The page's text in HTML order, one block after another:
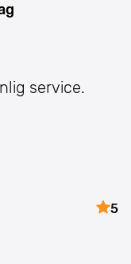
service.
5